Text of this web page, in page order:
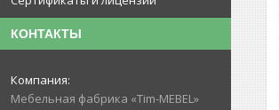
КОНТАКТЫ
Мебельная фабрика «Tim-MEBEL»